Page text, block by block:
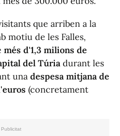
que arriben a la
motiu de les Falles,
més d'1,3 milions de
del Túria durant les
una despesa mitjana de
(concretament